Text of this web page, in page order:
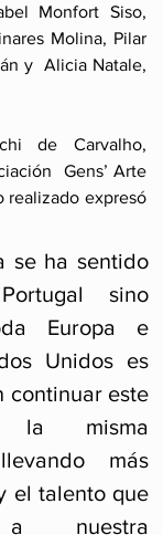
Monfort Siso,
Molina, Pilar
y  Alicia Natale,
de Carvalho,
Gens’ Arte
realizado expresó
se ha sentido
sino
Europa e
Unidos es
continuar este
la misma
más
el talento que
a nuestra